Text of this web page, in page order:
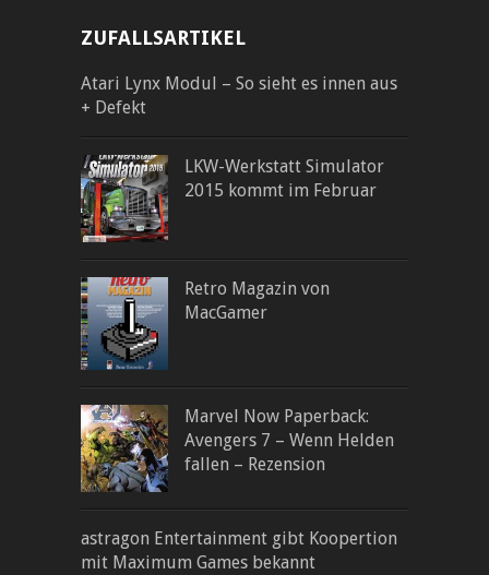
ZUFALLSARTIKEL
Atari Lynx Modul – So sieht es innen aus
+ Defekt
LKW-Werkstatt Simulator
2015 kommt im Februar
Retro Magazin von
MacGamer
Marvel Now Paperback:
Avengers 7 – Wenn Helden
fallen – Rezension
astragon Entertainment gibt Koopertion
mit Maximum Games bekannt